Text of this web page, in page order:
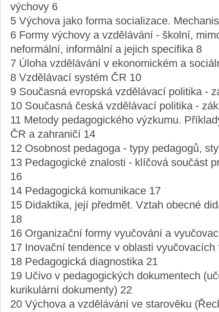
výchovy 6
5 Výchova jako forma socializace.
6 Formy výchovy a vzdělávání - školní,
neformální, informální a jejich specifika 8
7 Úloha vzdělávání v ekonomickém a
8 Vzdělávací systém ČR 10
9 Současná evropská vzdělávací politika -
10 Současná česká vzdělávací politika -
11 Metody pedagogického výzkumu.
ČR a zahraničí 14
12 Osobnost pedagoga - typy pedagogů,
13 Pedagogické znalosti - klíčová součást
16
14 Pedagogická komunikace 17
15 Didaktika, její předmět. Vztah obecné
18
16 Organizační formy vyučování a
17 Inovační tendence v oblasti vyučovacích
18 Pedagogická diagnostika 21
19 Učivo v pedagogických dokumentech
kurikulární dokumenty) 22
20 Výchova a vzdělávání ve starověku